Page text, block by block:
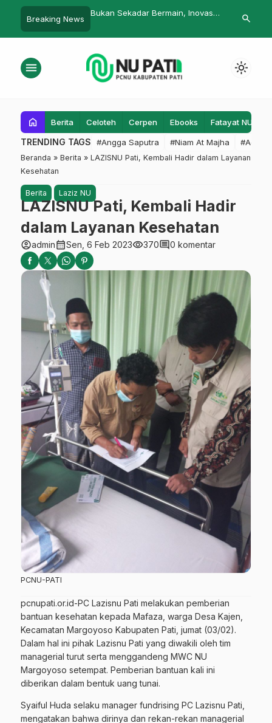
Breaking News
Karakter KB
Sabet Gelar
LPBI NU Kab. Pati Berikan
Tahun Islam
Untuk Jaga
Gesit
search
menu light_mode
home Berita Celoteh Cerpen Ebooks Fatayat NU
TRENDING TAGS #Angga Saputra #Niam At Majha #Admin
Beranda » Berita » LAZISNU Pati, Kembali Hadir dalam Layanan
Kesehatan
Berita Laziz NU
LAZISNU Pati, Kembali Hadir
dalam Layanan Kesehatan
account_circleadmincalendar_monthSen, 6 Feb 2023visibility370comment0 komentar
PCNU-PATI
pcnupati.or.id-PC Lazisnu Pati melakukan pemberian
bantuan kesehatan kepada Mafaza, warga Desa Kajen,
Kecamatan Margoyoso Kabupaten Pati, jumat (03/02).
Dalam hal ini pihak Lazisnu Pati yang diwakili oleh tim
managerial turut serta menggandeng MWC NU
Margoyoso setempat. Pemberian bantuan kali ini
diberikan dalam bentuk uang tunai.
Syaiful Huda selaku manager fundrising PC Lazisnu Pati,
mengatakan bahwa dirinya dan rekan-rekan managerial